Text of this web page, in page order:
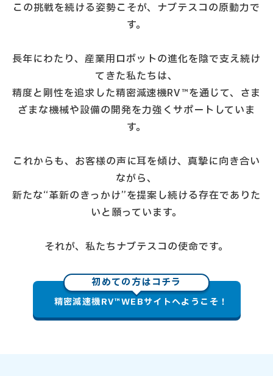
この挑戦を続ける姿勢こそが、ナブテスコの原動力で
す。
長年にわたり、産業用ロボットの進化を陰で支え続け
てきた私たちは、
精度と剛性を追求した精密減速機RV™を通じて、さま
ざまな機械や設備の開発を力強くサポートしていま
す。
これからも、お客様の声に耳を傾け、真摯に向き合い
ながら、
新たな“革新のきっかけ”を提案し続ける存在でありた
いと願っています。
それが、私たちナブテスコの使命です。
初めての方はコチラ
精密減速機RV™WEBサイトへようこそ！